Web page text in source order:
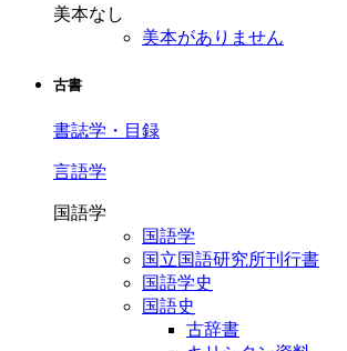
美本なし
美本がありません
古書
書誌学・目録
言語学
国語学
国語学
国立国語研究所刊行書
国語学史
国語史
古辞書